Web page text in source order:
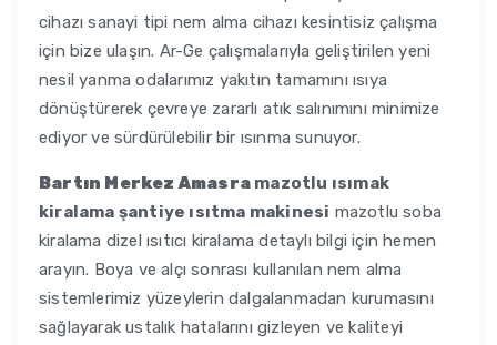
cihazı sanayi tipi nem alma cihazı kesintisiz çalışma
için bize ulaşın. Ar-Ge çalışmalarıyla geliştirilen yeni
nesil yanma odalarımız yakıtın tamamını ısıya
dönüştürerek çevreye zararlı atık salınımını minimize
ediyor ve sürdürülebilir bir ısınma sunuyor.
Bartın Merkez Amasra mazotlu ısımak
kiralama şantiye ısıtma makinesi mazotlu soba
kiralama dizel ısıtıcı kiralama detaylı bilgi için hemen
arayın. Boya ve alçı sonrası kullanılan nem alma
sistemlerimiz yüzeylerin dalgalanmadan kurumasını
sağlayarak ustalık hatalarını gizleyen ve kaliteyi